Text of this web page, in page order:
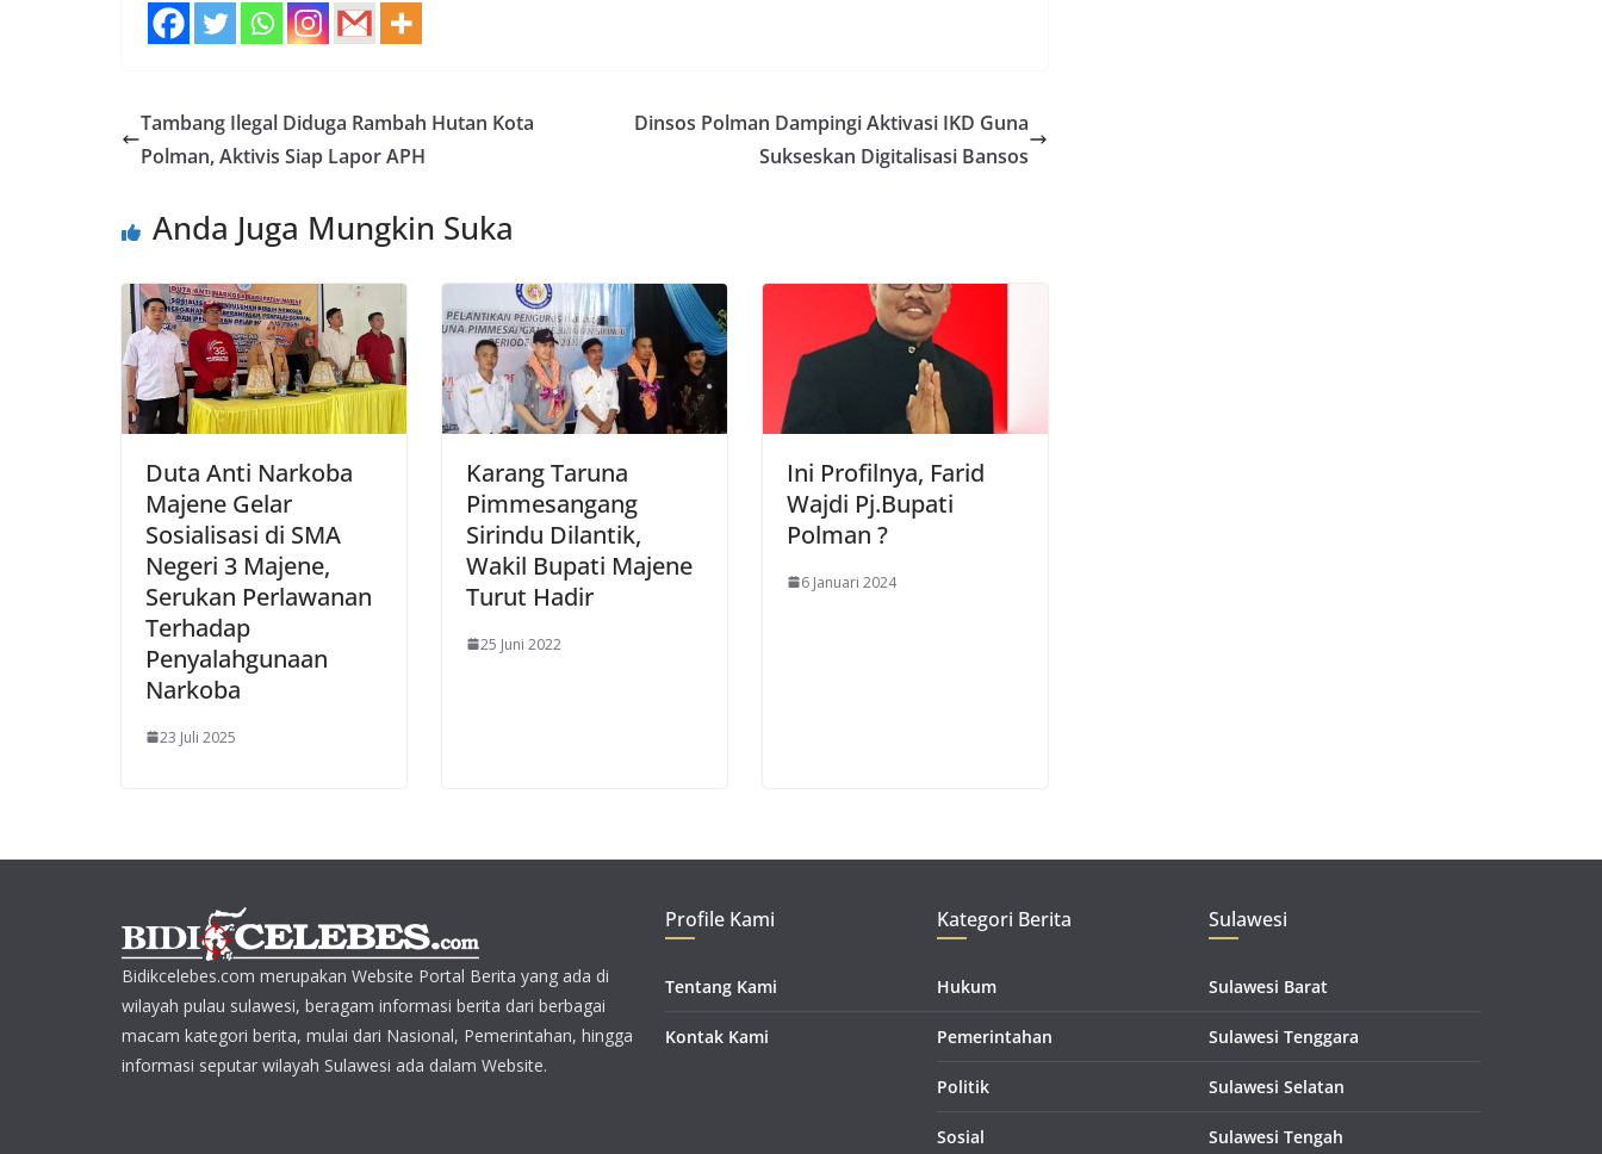
Tambang Ilegal Diduga Rambah Hutan Kota
Polman, Aktivis Siap Lapor APH
Dinsos Polman Dampingi Aktivasi IKD Guna
Sukseskan Digitalisasi Bansos
Anda Juga Mungkin Suka
Duta Anti Narkoba
Majene Gelar
Sosialisasi di SMA
Negeri 3 Majene,
Serukan Perlawanan
Terhadap
Penyalahgunaan
Narkoba
23 Juli 2025
Karang Taruna
Pimmesangang
Sirindu Dilantik,
Wakil Bupati Majene
Turut Hadir
25 Juni 2022
Ini Profilnya, Farid
Wajdi Pj.Bupati
Polman ?
6 Januari 2024
Bidikcelebes.com merupakan Website Portal Berita yang ada di
wilayah pulau sulawesi, beragam informasi berita dari berbagai
macam kategori berita, mulai dari Nasional, Pemerintahan, hingga
informasi seputar wilayah Sulawesi ada dalam Website.
Profile Kami
Tentang Kami
Kontak Kami
Kategori Berita
Hukum
Pemerintahan
Politik
Sosial
Sulawesi
Sulawesi Barat
Sulawesi Tenggara
Sulawesi Selatan
Sulawesi Tengah